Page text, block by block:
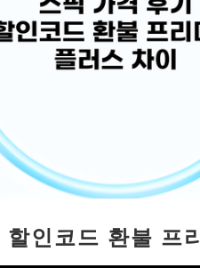
인코드 환불 프